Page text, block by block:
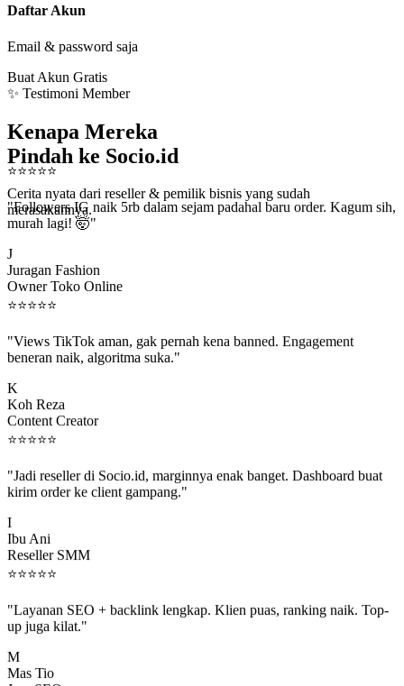
Daftar Akun
Email & password saja
Buat Akun Gratis
✨ Testimoni Member
Kenapa Mereka
Pindah ke Socio.id
Cerita nyata dari reseller & pemilik bisnis yang sudah
merasakannya.
⭐⭐⭐⭐⭐
"Followers IG naik 5rb dalam sejam padahal baru order. Kagum sih,
murah lagi! 🤯"
Juragan Fashion
Owner Toko Online
⭐⭐⭐⭐ ⭐
beneran naik, algoritma suka."
Koh Reza
Content Creator
⭐⭐⭐⭐⭐
kirim order ke client gampang."
Ibu Ani
Reseller SMM
⭐⭐⭐⭐⭐
up juga kilat."
Mas Tio
Jasa SEO